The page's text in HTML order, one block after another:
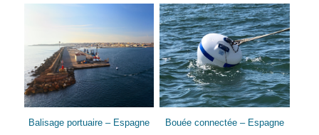
Balisage portuaire – Espagne Bouée connectée – Espagne